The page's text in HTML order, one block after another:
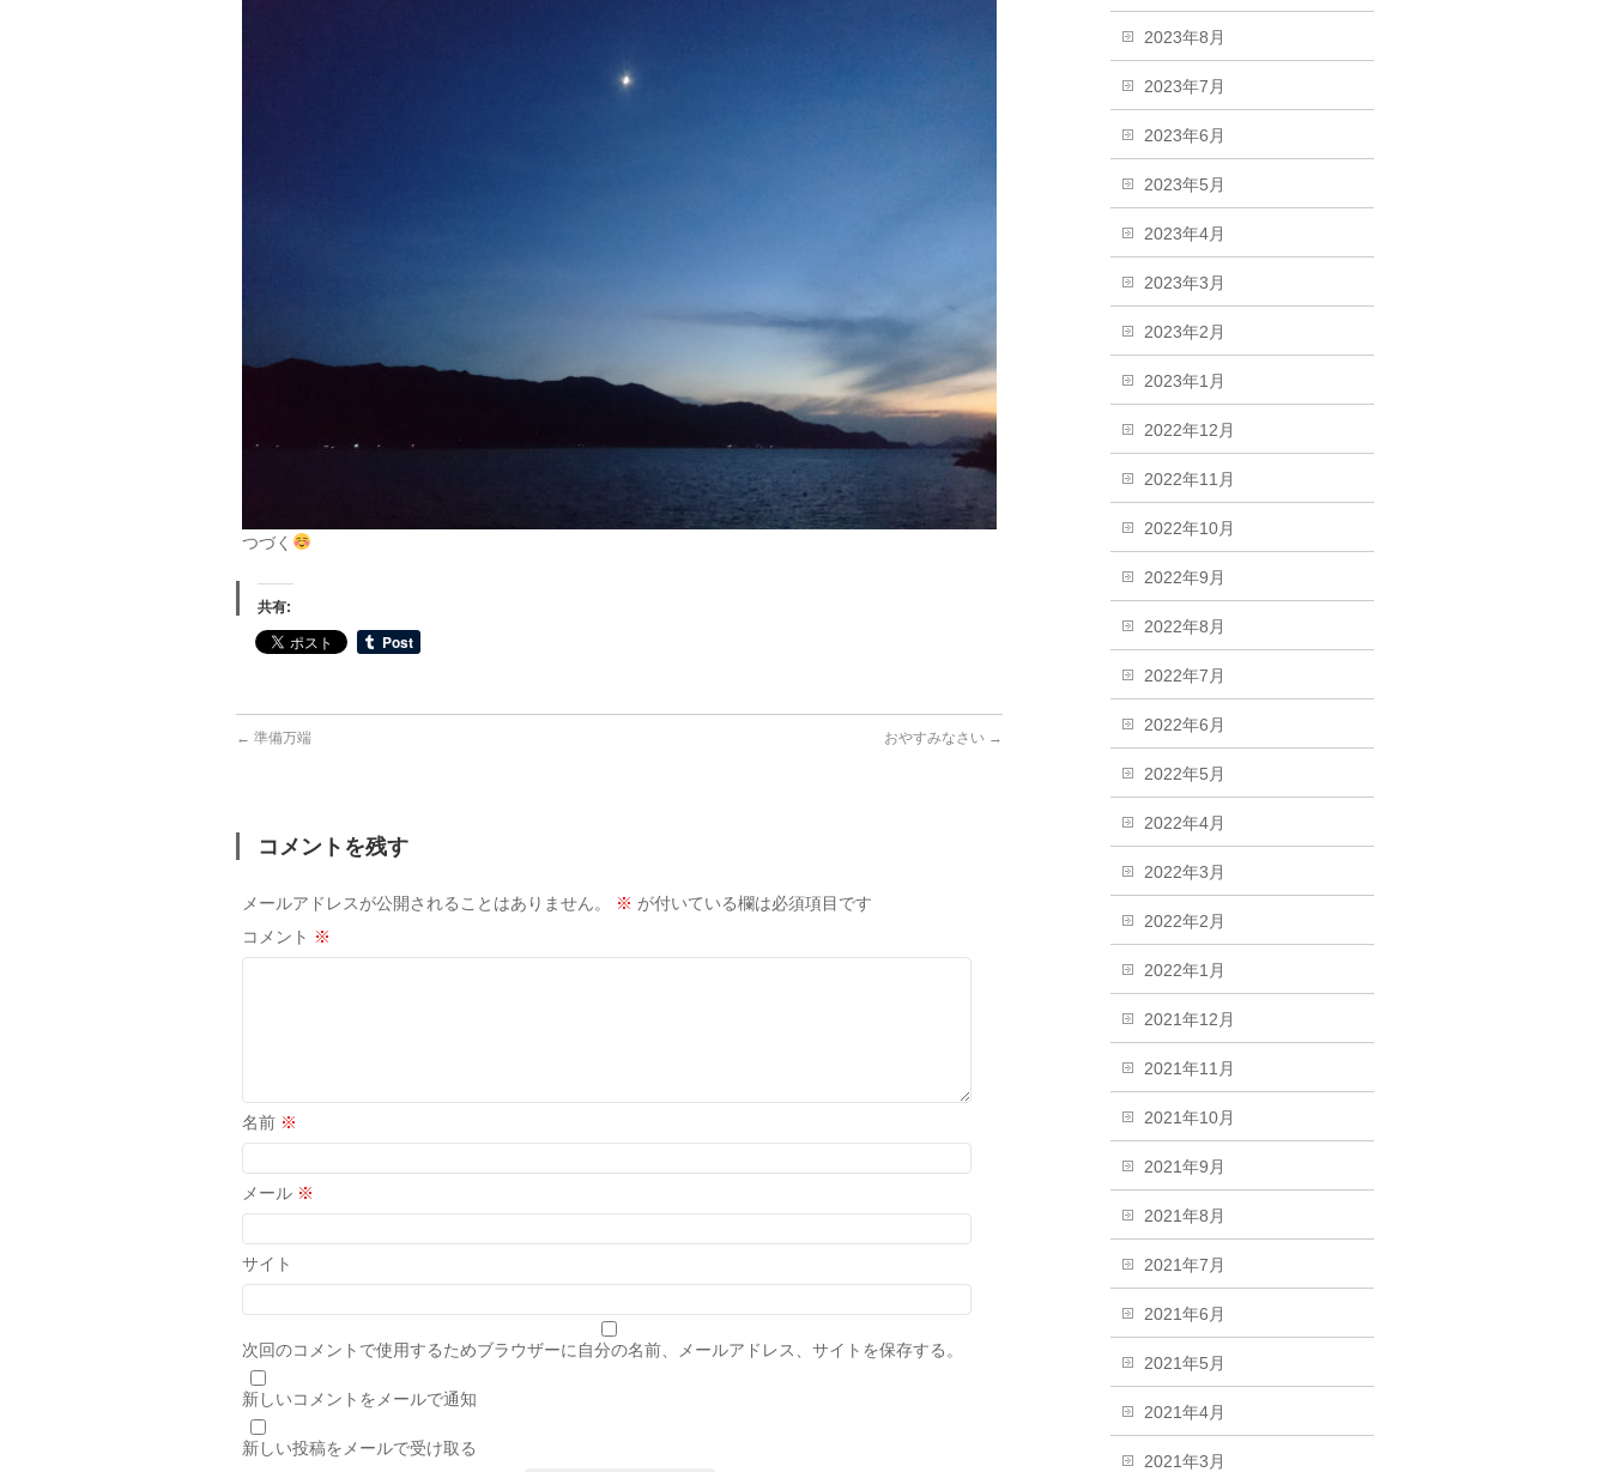
つづく
共有:
← 準備万端 おやすみなさい →
コメントを残す
メールアドレスが公開されることはありません。 ※ が付いている欄は必須項目です
コメント ※
名前 ※
メール ※
サイト
次回のコメントで使用するためブラウザーに自分の名前、メールアドレス、サイトを保存する。
新しいコメントをメールで通知
新しい投稿をメールで受け取る
2023年8月
2023年7月
2023年6月
2023年5月
2023年4月
2023年3月
2023年2月
2023年1月
2022年12月
2022年11月
2022年10月
2022年9月
2022年8月
2022年7月
2022年6月
2022年5月
2022年4月
2022年3月
2022年2月
2022年1月
2021年12月
2021年11月
2021年10月
2021年9月
2021年8月
2021年7月
2021年6月
2021年5月
2021年4月
2021年3月